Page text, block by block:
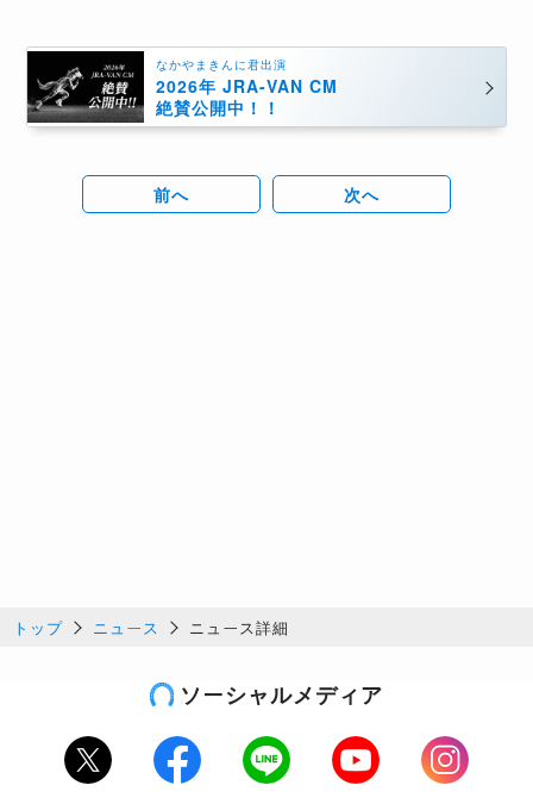
なかやまきんに君出演
2026年 JRA-VAN CM
絶賛公開中！！
前へ 次へ
トップ ニュース ニュース詳細
ソーシャルメディア
Twitter Facebook LINE Youtube
Instagram